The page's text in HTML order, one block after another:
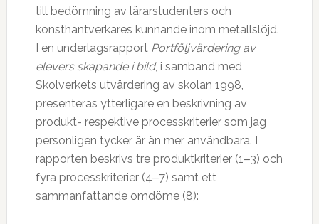
till bedömning av lärarstudenters och
konsthantverkares kunnande inom metallslöjd.
I en underlagsrapport Portföljvärdering av
elevers skapande i bild, i samband med
Skolverkets utvärdering av skolan 1998,
presenteras ytterligare en beskrivning av
produkt- respektive processkriterier som jag
personligen tycker är än mer användbara. I
rapporten beskrivs tre produktkriterier (1‒3) och
fyra processkriterier (4‒7) samt ett
sammanfattande omdöme (8):